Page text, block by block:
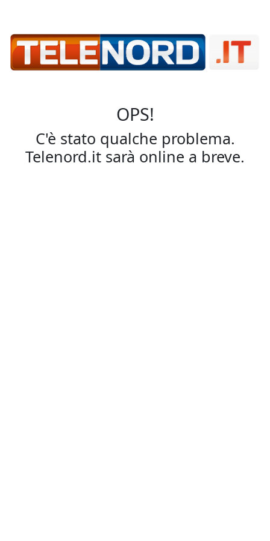
OPS!
C'è stato qualche problema.
Telenord.it sarà online a breve.